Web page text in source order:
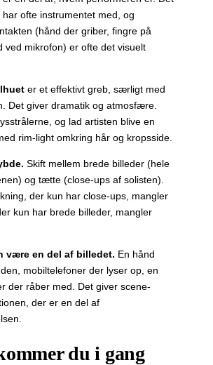
ofte instrumentet med, og
(hånd der griber, fingre på
ved mikrofon) er ofte det visuelt
er et effektivt greb, særligt med
Det giver dramatik og atmosfære.
og lad artisten blive en
rim-light omkring hår og kropsside.
Skift mellem brede billeder (hele
og tætte (close-ups af solisten).
der kun har close-ups, mangler
kun har brede billeder, mangler
være en del af billedet. En hånd
mobiltelefoner der lyser op, en
der råber med. Det giver scene-
der er en del af
du i gang